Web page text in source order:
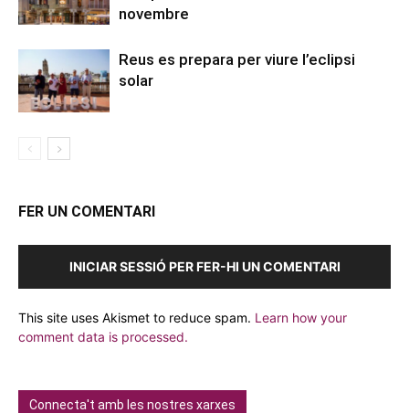
novembre
Reus es prepara per viure l’eclipsi
solar
FER UN COMENTARI
INICIAR SESSIÓ PER FER-HI UN COMENTARI
This site uses Akismet to reduce spam. Learn how your
comment data is processed.
Connecta't amb les nostres xarxes